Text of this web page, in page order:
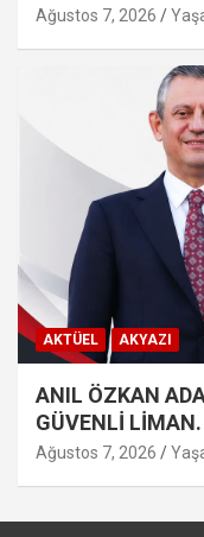
Ağustos 7, 2026
AKTÜEL AKYAZI
ANIL ÖZKAN
GÜVENLİ LİMAN.
Ağustos 7, 2026